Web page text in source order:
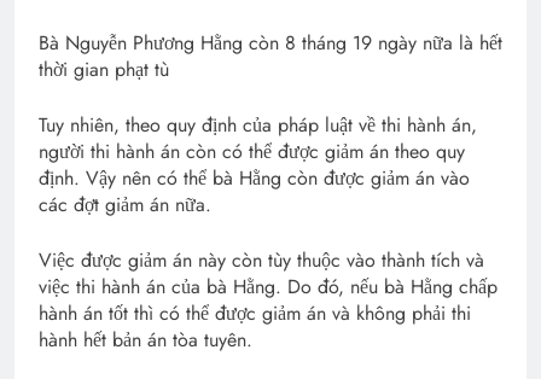
Bà Nguyễn Phương Hằng còn 8 tháng 19 ngày nữa là hết
thời gian phạt tù
Tuy nhiên, theo quy định của pháp luật về thi hành án,
người thi hành án còn có thể được giảm án theo quy
định. Vậy nên có thể bà Hằng còn được giảm án vào
các đợt giảm án nữa.
Việc được giảm án này còn tùy thuộc vào thành tích và
việc thi hành án của bà Hằng. Do đó, nếu bà Hằng chấp
hành án tốt thì có thể được giảm án và không phải thi
hành hết bản án tòa tuyên.